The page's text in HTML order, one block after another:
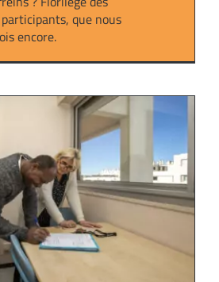
que nous
encore.